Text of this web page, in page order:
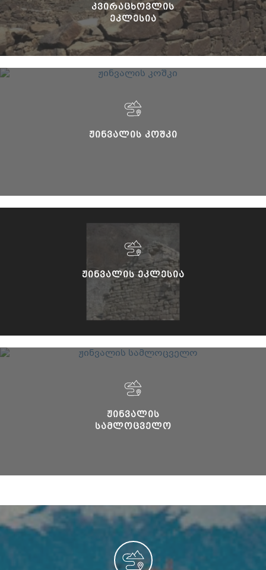
ᲙᲕᲘᲠᲐᲪᲮᲝᲕᲚᲘᲡ
ᲔᲙᲚᲔᲡᲘᲐ
ᲟᲘᲜᲕᲐᲚᲘᲡ ᲙᲝᲨᲙᲘ
ᲟᲘᲜᲕᲐᲚᲘᲡ ᲔᲙᲚᲔᲡᲘᲐ
ᲟᲘᲜᲕᲐᲚᲘᲡ
ᲡᲐᲛᲚᲝᲪᲕᲔᲚᲝ